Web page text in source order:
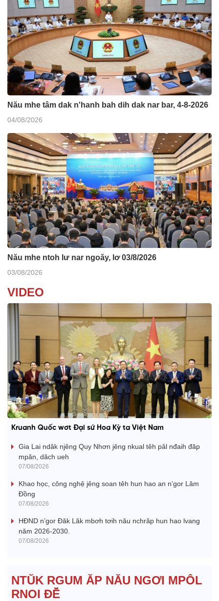
Nău mhe tâm dak n'hanh bah dih dak nar bar, 4-8-2026
04/08/2026
Nău mhe ntoh lư nar ngoăy, lơ 03/8/2026
03/08/2026
VIDEO
Kruanh Quốc wơt Đại sứ Hoa Kỳ ta Việt Nam
Gia Lai ndâk njêng Quy Nhơn jêng nkual têh pâl nđaih đăp
mpăn, dăch ueh
07/08/2026
Khao học, công nghệ jêng soan têh hun hao an n’gor Lâm
Đồng
07/08/2026
HĐND n’gor Đăk Lăk mbơh tơih nău nchrăp hun hao lvang
năm 2026-2030.
07/08/2026
NTŬK RGUM ĂP NĂU NGƠI MPÔL
RNOI ĐÊ̆